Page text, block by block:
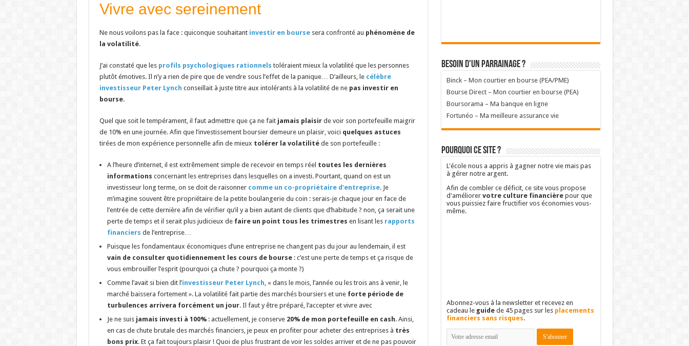
Vivre avec sereinement
Ne nous voilons pas la face : quiconque souhaitant investir en boursesera confronté au phénomène de
la volatilité.
J’ai constaté que les profils psychologiques rationnels toléraient mieux la volatilité que les personnes
plutôt émotives. Il n’y a rien de pire que de vendre sous l’effet de la panique… D’ailleurs, le célèbre
investisseur Peter Lynch conseillait à juste titre aux intolérants à la volatilité de ne pas investir en
bourse.
Quel que soit le tempérament, il faut admettre que ça ne fait jamais plaisirde voir son portefeuille maigrir
de 10% en une journée. Afin que l’investissement boursier demeure un plaisir, voici quelques astuces
tirées de mon expérience personnelle afin de mieux tolérer la volatilitéde son portefeuille :
A l’heure d’internet, il est extrêmement simple de recevoir en temps réel toutes les dernières
informations concernant les entreprises dans lesquelles on a investi. Pourtant, quand on est un
investisseur long terme, on se doit de raisonner comme un co-propriétaire d’entreprise. Je
m’imagine souvent être propriétaire de la petite boulangerie du coin : serais-je chaque jour en face de
l’entrée de cette dernière afin de vérifier qu’il y a bien autant de clients que d’habitude ? non, ça serait une
perte de temps et il serait plus judicieux de faire un point tous les trimestres en lisant les rapports
financiers de l’entreprise…
Puisque les fondamentaux économiques d’une entreprise ne changent pas du jour au lendemain, il est
vain de consulter quotidiennement les cours de bourse: c’est une perte de temps et ça risque de
vous embrouiller l’esprit (pourquoi ça chute ? pourquoi ça monte ?)
Comme l’avait si bien dit l’investisseur Peter Lynch, « dans le mois, l’année ou les trois ans à venir, le
marché baissera fortement ». La volatilité fait partie des marchés boursiers et une forte période de
turbulences arrivera forcément un jour. Il faut y être préparé, l’accepter et vivre avec
Je ne suis jamais investi à 100%: actuellement, je conserve 20% de mon portefeuille en cash. Ainsi,
en cas de chute brutale des marchés financiers, je peux en profiter pour acheter des entreprises à très
bons prix. Et ça fait toujours plaisir ! Quoi de plus frustrant de voir les soldes arriver et de ne pas pouvoir
Besoin d'un parrainage ?
Binck – Mon courtier en bourse (PEA/PME)
Bourse Direct – Mon courtier en bourse (PEA)
Boursorama – Ma banque en ligne
Fortunéo – Ma meilleure assurance vie
Pourquoi ce site ?
L'école nous a appris à gagner notre vie mais pas
à gérer notre argent.
Afin de combler ce déficit, ce site vous propose
d'améliorer votre culture financièrepour que
vous puissiez faire fructifier vos économies vous-
même.
Abonnez-vous à la newsletter et recevez en
cadeau le guidede 45 pages sur les placements
financiers sans risques.